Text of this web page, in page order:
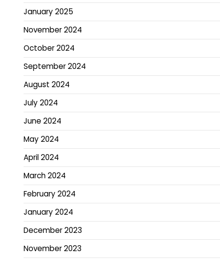
January 2025
November 2024
October 2024
September 2024
August 2024
July 2024
June 2024
May 2024
April 2024
March 2024
February 2024
January 2024
December 2023
November 2023